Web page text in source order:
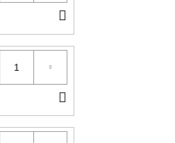
KOŠÍKU
KOŠÍKU